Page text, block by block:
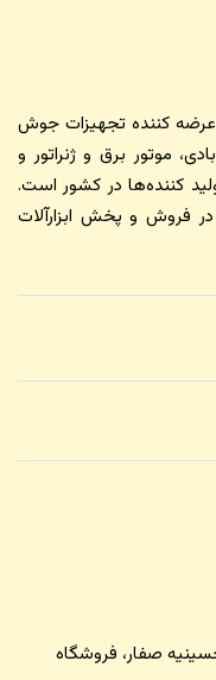
عرضه کننده تجهیزات جوش
موتور برق و ژنراتور و
کننده‌ها در کشور است.
فروش و پخش ابزارآلات
صفار، فروشگاه